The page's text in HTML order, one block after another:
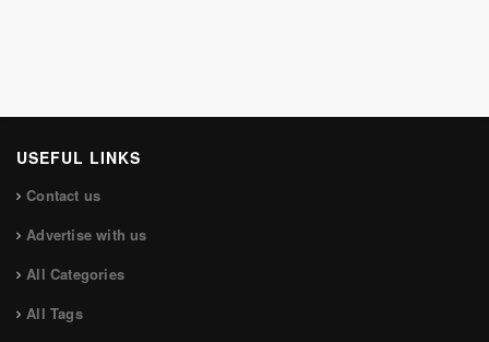
USEFUL LINKS
Contact us
Advertise with us
All Categories
All Tags